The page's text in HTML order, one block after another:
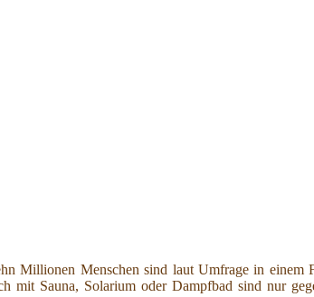
Millionen Menschen sind laut Umfrage in einem
mit Sauna, Solarium oder Dampfbad sind nur